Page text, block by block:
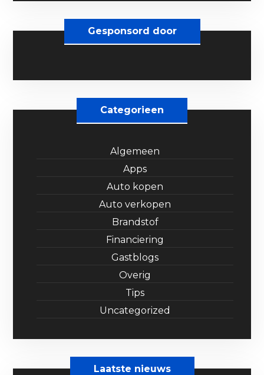
Gesponsord door
Categorieen
Algemeen
Apps
Auto kopen
Auto verkopen
Brandstof
Financiering
Gastblogs
Overig
Tips
Uncategorized
Laatste nieuws